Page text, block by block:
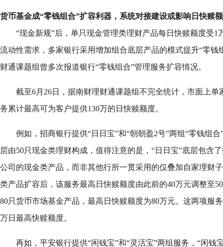
货币基金成“零钱组合”扩容利器，系统对接建设或影响日快赎
“现金新规”后，单只现金管理类理财产品每日快赎额度受1
流动性需求，多家银行采用增加组合底层产品的模式提升“零钱
财通课题组曾多次报道银行“零钱组合”管理服务扩容情况。
截至6月26日，据南财理财通课题组不完全统计，市面上单
务累计最高可为客户提供130万的日快赎额度。
例如，招商银行提供“日日宝”和“朝朝盈2号”两组“零钱组
层由50只现金类理财构成，值得注意的是，“日日宝”底层包含
公司的现金类产品，而非其他行所一贯采用的仅叠加自家理财
类产品扩容后，该服务最高日快赎额度由此前的40万元调整至
80只货币市场基金产品，最高日快赎额度为80万元。这两项服
万日最高快赎额度。
再如，平安银行提供“闲钱宝”和“灵活宝”两组服务，“闲钱